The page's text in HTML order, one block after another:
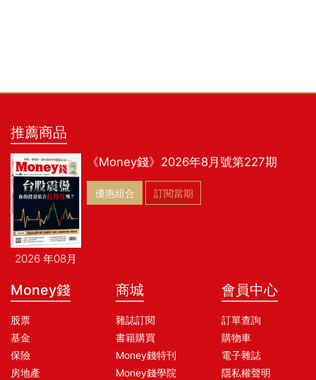
推薦商品
2026 年08月
《Money錢》2026年8月號第227期
優惠組合 訂閱當期
Money錢
股票
基金
保險
房地產
商城
雜誌訂閱
書籍購買
Money錢特刊
Money錢學院
會員中心
訂單查詢
購物車
電子雜誌
隱私權聲明